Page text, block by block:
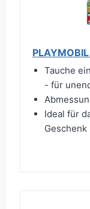
Tauche
- für
Ideal für
Geschenk